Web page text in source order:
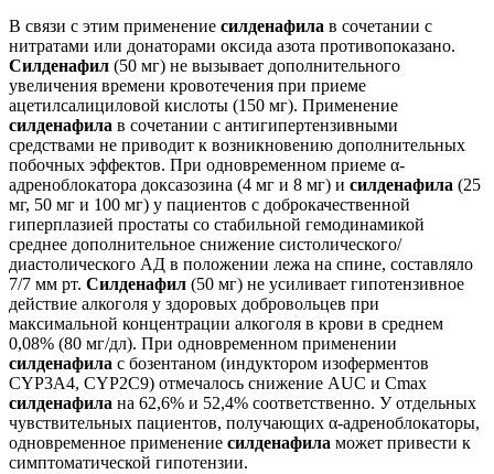
В связи с этим применение силденафила в сочетании с
нитратами или донаторами оксида азота противопоказано.
Силденафил (50 мг) не вызывает дополнительного
увеличения времени кровотечения при приеме
ацетилсалициловой кислоты (150 мг). Применение
силденафила в сочетании с антигипертензивными
средствами не приводит к возникновению дополнительных
побочных эффектов. При одновременном приеме α-
адреноблокатора доксазозина (4 мг и 8 мг) и силденафила (25
мг, 50 мг и 100 мг) у пациентов с доброкачественной
гиперплазией простаты со стабильной гемодинамикой
среднее дополнительное снижение систолического/
диастолического АД в положении лежа на спине, составляло
7/7 мм рт. Силденафил (50 мг) не усиливает гипотензивное
действие алкоголя у здоровых добровольцев при
максимальной концентрации алкоголя в крови в среднем
0,08% (80 мг/дл). При одновременном применении
силденафила с бозентаном (индуктором изоферментов
CYP3A4, CYP2C9) отмечалось снижение AUC и Сmax
силденафила на 62,6% и 52,4% соответственно. У отдельных
чувствительных пациентов, получающих α-адреноблокаторы,
одновременное применение силденафила может привести к
симптоматической гипотензии.